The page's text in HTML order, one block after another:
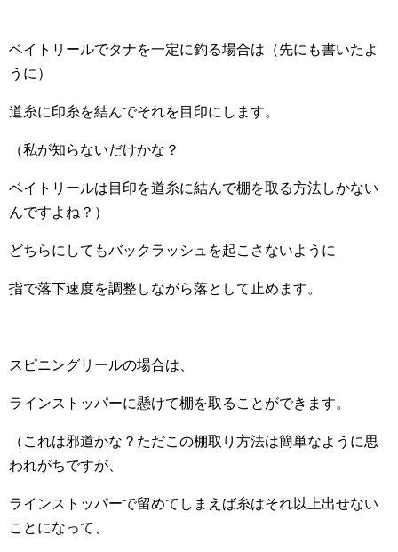
ベイトリールでタナを一定に釣る場合は（先にも書いたよ
うに）
道糸に印糸を結んでそれを目印にします。
（私が知らないだけかな？
ベイトリールは目印を道糸に結んで棚を取る方法しかない
んですよね？）
どちらにしてもバックラッシュを起こさないように
指で落下速度を調整しながら落として止めます。
スピニングリールの場合は、
ラインストッパーに懸けて棚を取ることができます。
（これは邪道かな？ただこの棚取り方法は簡単なように思
われがちですが、
ラインストッパーで留めてしまえば糸はそれ以上出せない
ことになって、